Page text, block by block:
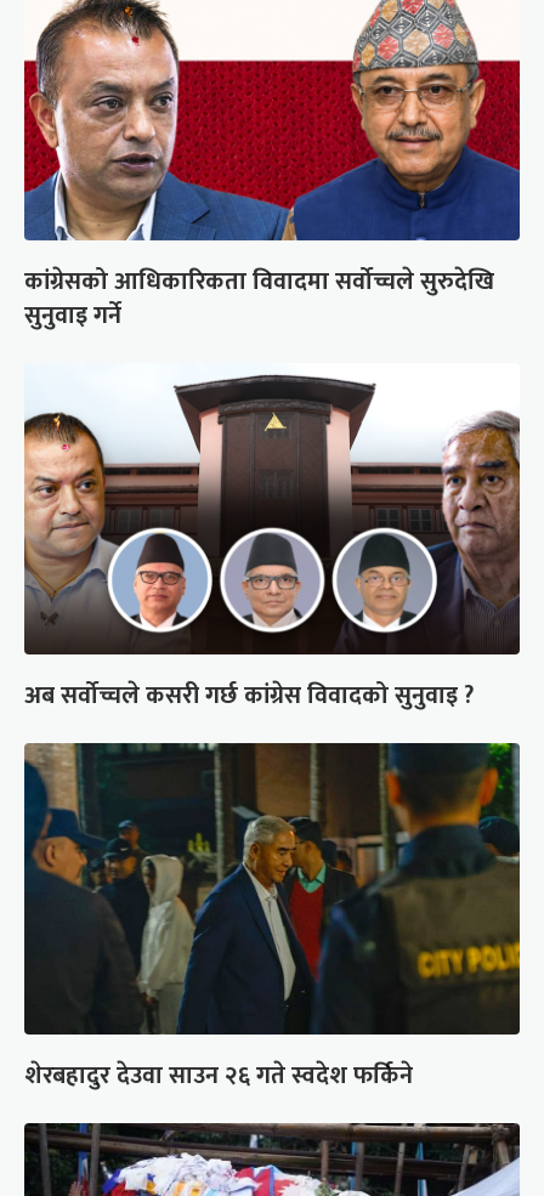
कांग्रेसको आधिकारिकता विवादमा सर्वोच्चले सुरुदेखि
सुनुवाइ गर्ने
अब सर्वोच्चले कसरी गर्छ कांग्रेस विवादको सुनुवाइ ?
शेरबहादुर देउवा साउन २६ गते स्वदेश फर्किने